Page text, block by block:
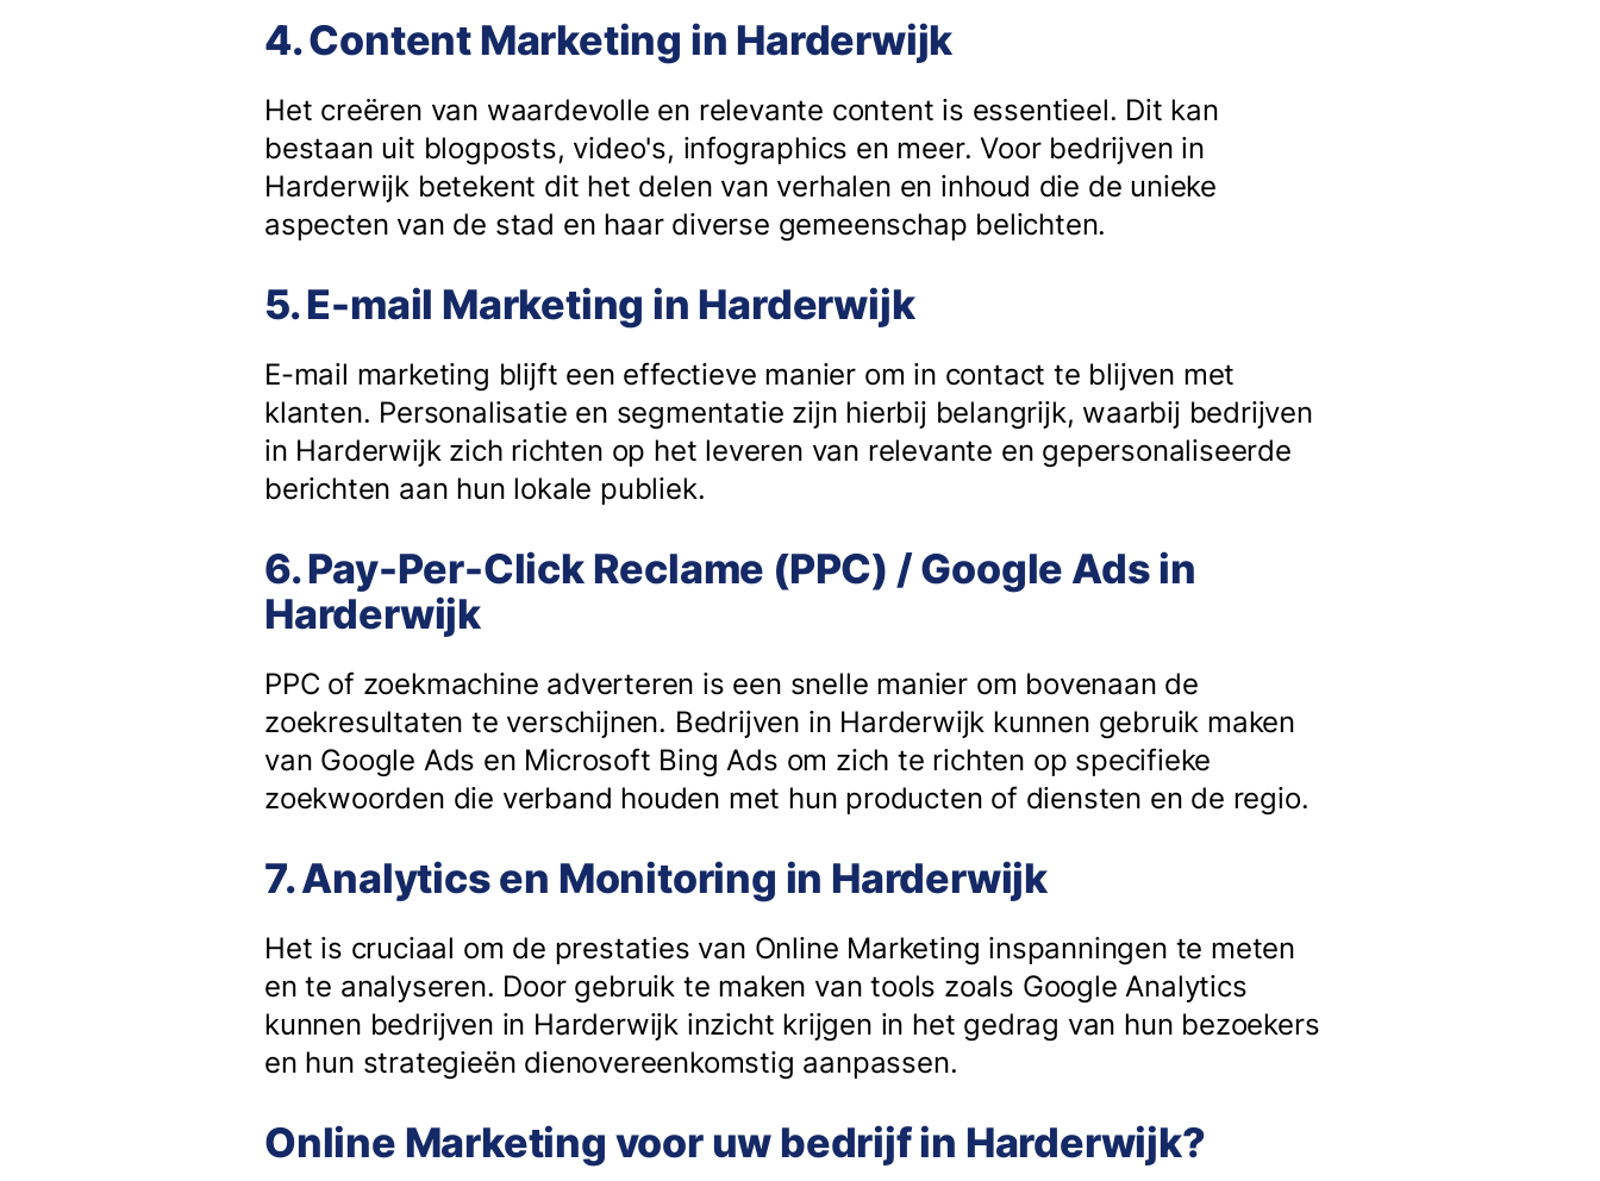
4. Content Marketing in Harderwijk
Het creëren van waardevolle en relevante content is essentieel. Dit kan
bestaan uit blogposts, video's, infographics en meer. Voor bedrijven in
Harderwijk betekent dit het delen van verhalen en inhoud die de unieke
aspecten van de stad en haar diverse gemeenschap belichten.
5. E-mail Marketing in Harderwijk
E-mail marketing blijft een effectieve manier om in contact te blijven met
klanten. Personalisatie en segmentatie zijn hierbij belangrijk, waarbij bedrijven
in Harderwijk zich richten op het leveren van relevante en gepersonaliseerde
berichten aan hun lokale publiek.
6. Pay-Per-Click Reclame (PPC) / Google Ads in
Harderwijk
PPC of zoekmachine adverteren is een snelle manier om bovenaan de
zoekresultaten te verschijnen. Bedrijven in Harderwijk kunnen gebruik maken
van Google Ads en Microsoft Bing Ads om zich te richten op specifieke
zoekwoorden die verband houden met hun producten of diensten en de regio.
7. Analytics en Monitoring in Harderwijk
Het is cruciaal om de prestaties van Online Marketing inspanningen te meten
en te analyseren. Door gebruik te maken van tools zoals Google Analytics
kunnen bedrijven in Harderwijk inzicht krijgen in het gedrag van hun bezoekers
en hun strategieën dienovereenkomstig aanpassen.
Online Marketing voor uw bedrijf in Harderwijk?